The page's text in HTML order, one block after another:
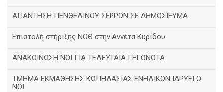
ΑΠΑΝΤΗΣΗ ΠΕΝΘΕΛΙΝΟΥ ΣΕΡΡΩΝ ΣΕ ΔΗΜΟΣΙΕΥΜΑ
Επιστολή στήριξης ΝΟΘ στην Αννέτα Κυρίδου
ΑΝΑΚΟΙΝΩΣΗ ΝΟΙ ΓΙΑ ΤΕΛΕΥΤΑΙΑ ΓΕΓΟΝΟΤΑ
ΤΜΗΜΑ ΕΚΜΑΘΗΣΗΣ ΚΩΠΗΛΑΣΙΑΣ ΕΝΗΛΙΚΩΝ ΙΔΡΥΕΙ Ο
ΝΟΙ